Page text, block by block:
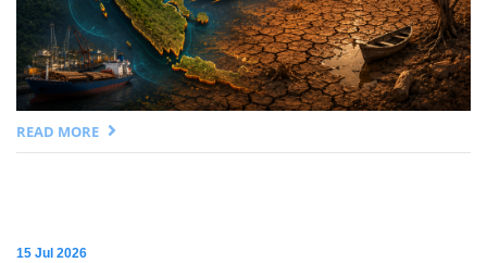
READ MORE
15 Jul 2026